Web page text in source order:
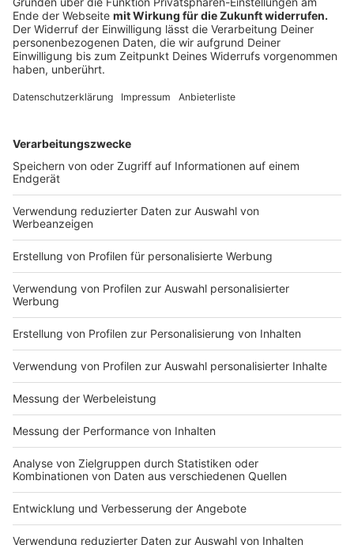
losgehen". Der Mann habe die 29-Jährige mit der
Waffe am Hals gezwungen, mit ihm auf Kräfte des
Spezialeinsatzkommandos der Polizei zuzugehen.
Beamte hätten daraufhin ihre Schusswaffen "gezielt"
Verletzungen am Hals befreit werden können. Der
Obduktion wurden vier Schussverletzungen
festgestellt, eine von ihnen war tödlich.
Anzeige
Nächste Schritte
Anzeige
"Es geht darum, jetzt schnell die notwendigen
Schlüsse aus dem tragischen Vorfall zu ziehen", sagte
die rechtspolitische Sprecherin der SPD-Fraktion,
Sonja Bongers, am Donnerstag (22.10.). Sie verwies
darauf, dass es die zweite Geiselnahme in einer JVA
innerhalb weniger Wochen gewesen sei. Anfang
September hatte ein Häftling in Geldern einen
Bediensteten mit einem Messer in seine Gewalt
gebracht, das er sich in der Druckerei nach einem
geschnappt hatte. Nach anderthalb Stunden konnte
der Täter von mehreren Bediensteten der JVA in